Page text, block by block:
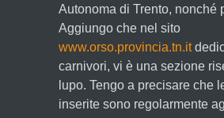
Autonoma di Trento, nonché
Aggiungo che nel sito
www.orso.provincia.tn.it
carnivori, vi è una sezione
lupo. Tengo a precisare che
inserite sono regolarmente